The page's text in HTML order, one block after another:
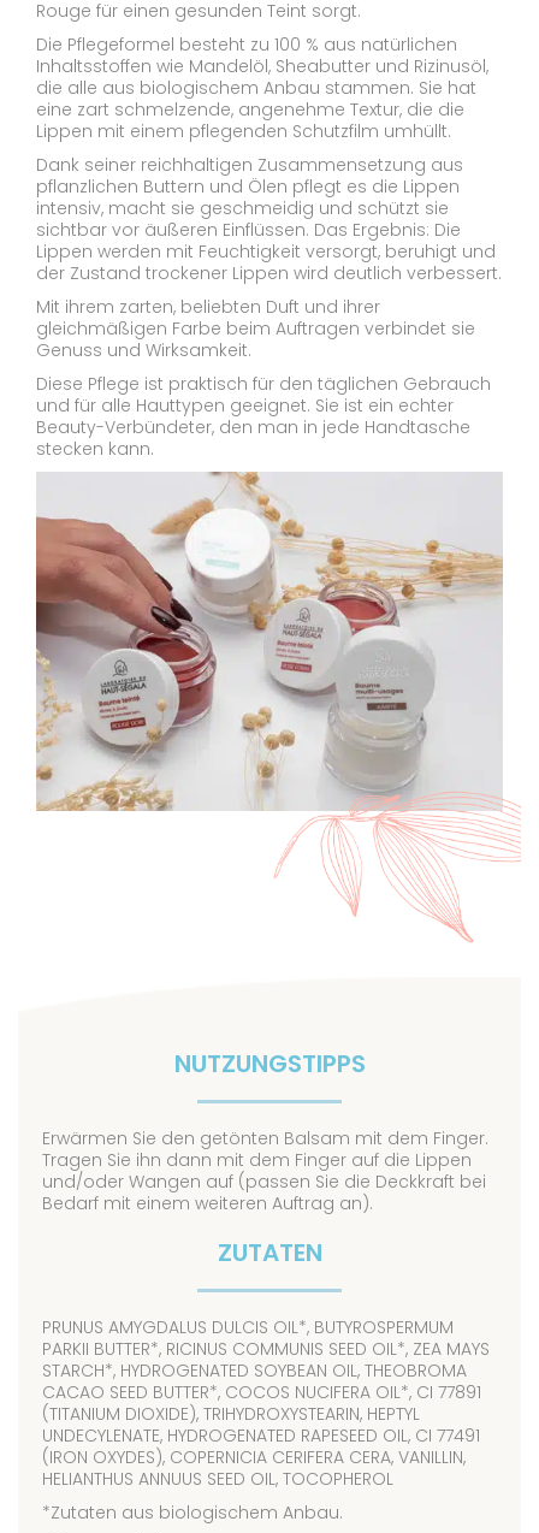
Rouge für einen gesunden Teint sorgt.
Die Pflegeformel besteht zu 100 % aus natürlichen
Inhaltsstoffen wie Mandelöl, Sheabutter und Rizinusöl,
die alle aus biologischem Anbau stammen. Sie hat
eine zart schmelzende, angenehme Textur, die die
Lippen mit einem pflegenden Schutzfilm umhüllt.
Dank seiner reichhaltigen Zusammensetzung aus
pflanzlichen Buttern und Ölen pflegt es die Lippen
intensiv, macht sie geschmeidig und schützt sie
sichtbar vor äußeren Einflüssen. Das Ergebnis: Die
Lippen werden mit Feuchtigkeit versorgt, beruhigt und
der Zustand trockener Lippen wird deutlich verbessert.
Mit ihrem zarten, beliebten Duft und ihrer
gleichmäßigen Farbe beim Auftragen verbindet sie
Genuss und Wirksamkeit.
Diese Pflege ist praktisch für den täglichen Gebrauch
und für alle Hauttypen geeignet. Sie ist ein echter
Beauty-Verbündeter, den man in jede Handtasche
stecken kann.
NUTZUNGSTIPPS
Erwärmen Sie den getönten Balsam mit dem Finger.
Tragen Sie ihn dann mit dem Finger auf die Lippen
und/oder Wangen auf (passen Sie die Deckkraft bei
Bedarf mit einem weiteren Auftrag an).
ZUTATEN
PRUNUS AMYGDALUS DULCIS OIL*, BUTYROSPERMUM
PARKII BUTTER*, RICINUS COMMUNIS SEED OIL*, ZEA MAYS
STARCH*, HYDROGENATED SOYBEAN OIL, THEOBROMA
CACAO SEED BUTTER*, COCOS NUCIFERA OIL*, CI 77891
(TITANIUM DIOXIDE), TRIHYDROXYSTEARIN, HEPTYL
UNDECYLENATE, HYDROGENATED RAPESEED OIL, CI 77491
(IRON OXYDES), COPERNICIA CERIFERA CERA, VANILLIN,
HELIANTHUS ANNUUS SEED OIL, TOCOPHEROL
*Zutaten aus biologischem Anbau.